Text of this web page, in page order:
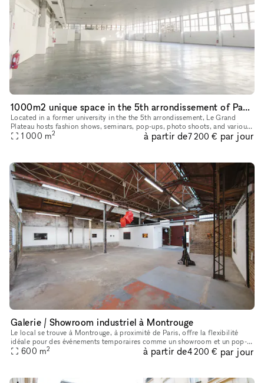
1000m2 unique space in the 5th arrondissement of Paris
Located in a former university in the the 5th arrondissement, Le Grand
Plateau hosts fashion shows, seminars, pop-ups, photo shoots, and various
kind of events in a unique and minimalist 1,000 m² spa
1 000 m2 à partir de7 200 € par jour
Galerie / Showroom industriel à Montrouge
Le local se trouve à Montrouge, à proximité de Paris, offre la flexibilité
idéale pour des événements temporaires comme un showroom et un pop-
up de mode et d'art. Avec une très haute hauteur sous pla
600 m2 à partir de4 200 € par jour